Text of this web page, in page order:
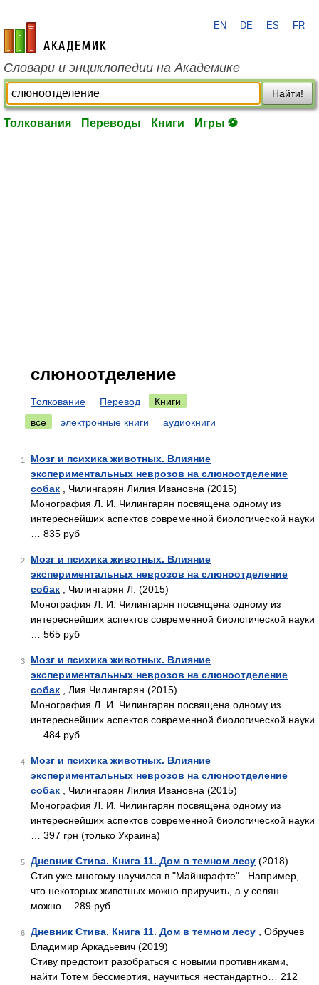
academic.ru
EN DE ES FR
Словари и энциклопедии на Академике
Найти!
Толкования Переводы Книги Игры ⚽
слюноотделение
Толкование Перевод
Книги
все
электронные книги аудиокниги
1
Мозг и психика животных. Влияние
экспериментальных неврозов на слюноотделение
собак , Чилингарян Лилия Ивановна (2015)
Монография Л. И. Чилингарян посвящена одному из
интереснейших аспектов современной биологической науки
… 835 руб
2
Мозг и психика животных. Влияние
экспериментальных неврозов на слюноотделение
собак , Чилингарян Л. (2015)
Монография Л. И. Чилингарян посвящена одному из
интереснейших аспектов современной биологической науки
… 565 руб
3
Мозг и психика животных. Влияние
экспериментальных неврозов на слюноотделение
собак , Лия Чилингарян (2015)
Монография Л. И. Чилингарян посвящена одному из
интереснейших аспектов современной биологической науки
… 484 руб
4
Мозг и психика животных. Влияние
экспериментальных неврозов на слюноотделение
собак , Чилингарян Лилия Ивановна (2015)
Монография Л. И. Чилингарян посвящена одному из
интереснейших аспектов современной биологической науки
… 397 грн (только Украина)
5 Дневник Стива. Книга 11. Дом в темном лесу (2018)
Стив уже многому научился в "Майнкрафте" . Например,
что некоторых животных можно приручить, а у селян
можно… 289 руб
6 Дневник Стива. Книга 11. Дом в темном лесу , Обручев
Владимир Аркадьевич (2019)
Стиву предстоит разобраться с новыми противниками,
найти Тотем бессмертия, научиться нестандартно… 212